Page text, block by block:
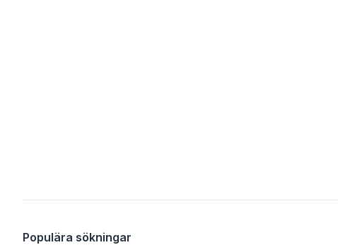
Populära sökningar